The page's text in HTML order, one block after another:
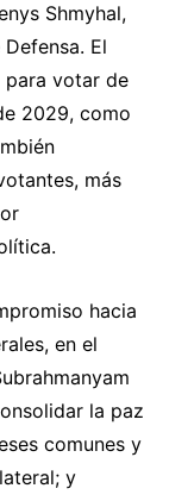
Shmyhal,
El
para votar de
2029, como
más
hacia
en el
la paz
comunes y
y